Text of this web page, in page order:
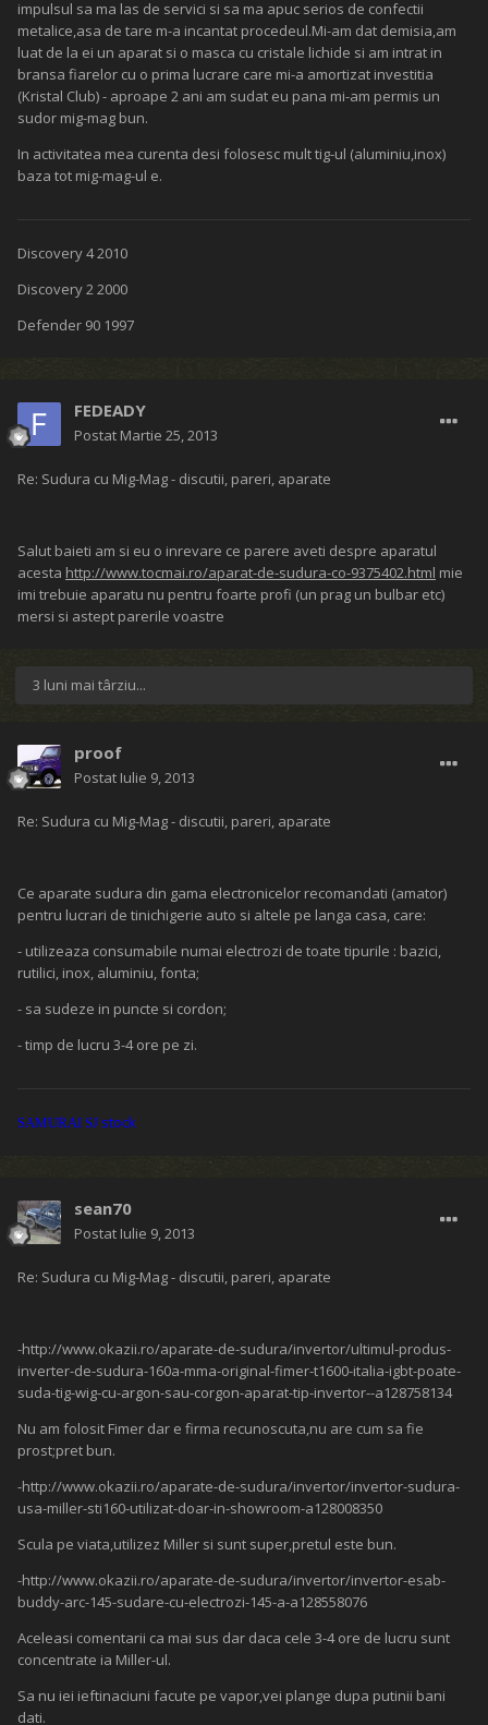
impulsul sa ma las de servici si sa ma apuc serios de confectii
metalice,asa de tare m-a incantat procedeul.Mi-am dat demisia,am
luat de la ei un aparat si o masca cu cristale lichide si am intrat in
bransa fiarelor cu o prima lucrare care mi-a amortizat investitia
(Kristal Club) - aproape 2 ani am sudat eu pana mi-am permis un
sudor mig-mag bun.
In activitatea mea curenta desi folosesc mult tig-ul (aluminiu,inox)
baza tot mig-mag-ul e.
Discovery 4 2010
Discovery 2 2000
Defender 90 1997
FEDEADY
Postat Martie 25, 2013
Re: Sudura cu Mig-Mag - discutii, pareri, aparate
Salut baieti am si eu o inrevare ce parere aveti despre aparatul
acesta http://www.tocmai.ro/aparat-de-sudura-co-9375402.html mie
imi trebuie aparatu nu pentru foarte profi (un prag un bulbar etc)
mersi si astept parerile voastre
3 luni mai târziu...
proof
Postat Iulie 9, 2013
Re: Sudura cu Mig-Mag - discutii, pareri, aparate
Ce aparate sudura din gama electronicelor recomandati (amator)
pentru lucrari de tinichigerie auto si altele pe langa casa, care:
- utilizeaza consumabile numai electrozi de toate tipurile : bazici,
rutilici, inox, aluminiu, fonta;
- sa sudeze in puncte si cordon;
- timp de lucru 3-4 ore pe zi.
SAMURAI SJ stock
sean70
Postat Iulie 9, 2013
Re: Sudura cu Mig-Mag - discutii, pareri, aparate
-http://www.okazii.ro/aparate-de-sudura/invertor/ultimul-produs-
inverter-de-sudura-160a-mma-original-fimer-t1600-italia-igbt-poate-
suda-tig-wig-cu-argon-sau-corgon-aparat-tip-invertor--a128758134
Nu am folosit Fimer dar e firma recunoscuta,nu are cum sa fie
prost;pret bun.
-http://www.okazii.ro/aparate-de-sudura/invertor/invertor-sudura-
usa-miller-sti160-utilizat-doar-in-showroom-a128008350
Scula pe viata,utilizez Miller si sunt super,pretul este bun.
-http://www.okazii.ro/aparate-de-sudura/invertor/invertor-esab-
buddy-arc-145-sudare-cu-electrozi-145-a-a128558076
Aceleasi comentarii ca mai sus dar daca cele 3-4 ore de lucru sunt
concentrate ia Miller-ul.
Sa nu iei ieftinaciuni facute pe vapor,vei plange dupa putinii bani
dati.